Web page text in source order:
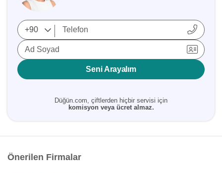
Ad Soyad
Seni Arayalım
Düğün.com, çiftlerden hiçbir servisi için
komisyon veya ücret almaz.
Önerilen Firmalar